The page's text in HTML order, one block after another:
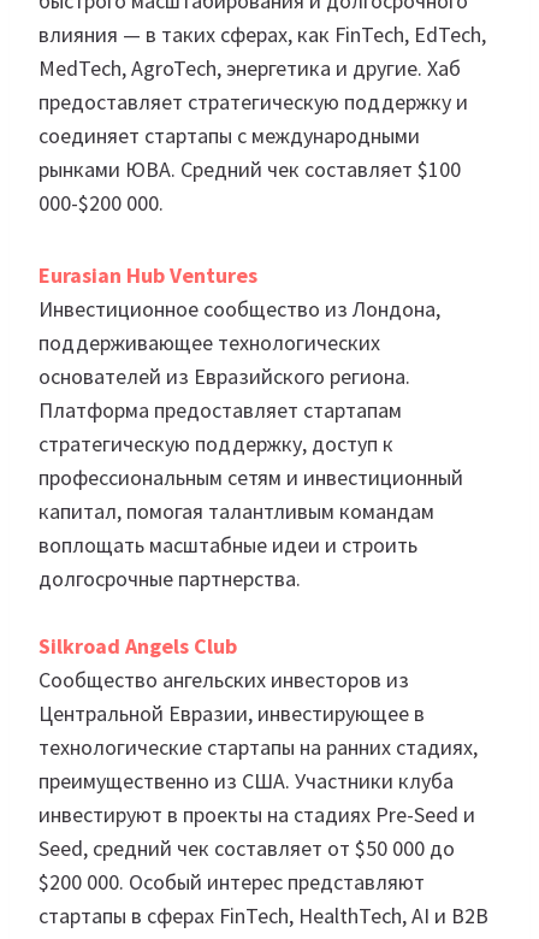
влияния — в таких сферах, как FinTech, EdTech,
MedTech, AgroTech, энергетика и другие. Хаб
предоставляет стратегическую поддержку и
соединяет стартапы с международными
рынками ЮВА. Средний чек составляет $100
000-$200 000.
Eurasian Hub Ventures
Инвестиционное сообщество из Лондона,
поддерживающее технологических
основателей из Евразийского региона.
Платформа предоставляет стартапам
стратегическую поддержку, доступ к
профессиональным сетям и инвестиционный
капитал, помогая талантливым командам
воплощать масштабные идеи и строить
долгосрочные партнерства.
Silkroad Angels Club
Сообщество ангельских инвесторов из
Центральной Евразии, инвестирующее в
технологические стартапы на ранних стадиях,
преимущественно из США. Участники клуба
инвестируют в проекты на стадиях Pre-Seed и
Seed, средний чек составляет от $50 000 до
$200 000. Особый интерес представляют
стартапы в сферах FinTech, HealthTech, AI и B2B